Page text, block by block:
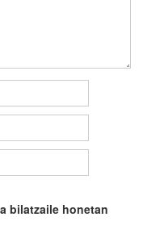
bilatzaile honetan